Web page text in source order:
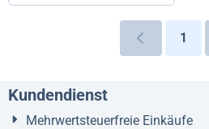
1
Kundendienst
Mehrwertsteuerfreie Einkäufe